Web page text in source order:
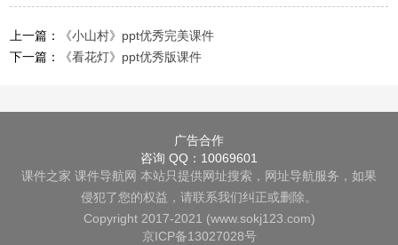
上一篇：
《小山村》ppt优秀完美课件
下一篇：
《看花灯》ppt优秀版课件
广告合作
咨询 QQ：10069601
课件之家 课件导航网 本站只提供网址搜索，网址导航服务，如果
侵犯了您的权益，请联系我们纠正或删除。
Copyright 2017-2021 (www.sokj123.com)
京ICP备13027028号